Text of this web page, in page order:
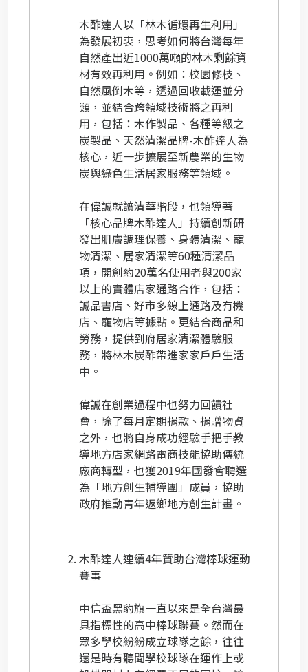
木酢達人以「林木循環再生利用」
為發展初衷，思考如何將台灣每年
自然產出近1000萬噸的林木剩餘資
材有效再利用。例如：校園修枝、
自然風倒木等，透過回收載運並分
類，並結合跨領域技術將之再利
用，包括：木作製品、各種等級之
炭製品、天然清潔品牌-木酢達人為
核心，近一步擴展至新農業的生物
炭與綠色生活居家服務等領域。
在偉誠就讀清華階段，也領導著
「核心品牌木酢達人」持續創新研
發出肌膚調理保養、身體清潔、寵
物清潔、居家清潔等60種清潔品
項，開創約20萬名使用者與200家
以上的實體店家通路合作，包括：
誠品書店、好市多線上通路及有機
店、寵物店等據點。更結合商品和
勞務，提供到府居家清潔體驗服
務，將林木炭酢帶進家家戶戶生活
中。
偉誠在創業過程中也努力回饋社
會，除了每月定期捐款、捐贈物資
之外，也將自身成功經驗手把手教
導地方店家網路電商技能協助傳統
廠商轉型，也獲2019年國發會聘選
為「地方創生輔導團」成員，協助
政府推動青年返鄉地方創生計畫。
木酢達人連續4年贊助台灣棒球運動
賽事
中信盃黑豹旗一直以來是全台灣最
具指標性的高中棒球聯賽。然而在
眾多學校紛紛成立球隊之餘，往往
還是時有聽聞學校球隊在運作上或